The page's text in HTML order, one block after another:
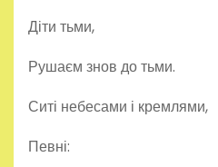
Діти тьми,
Рушаєм знов до тьми.
Ситі небесами і кремлями,
Певні: